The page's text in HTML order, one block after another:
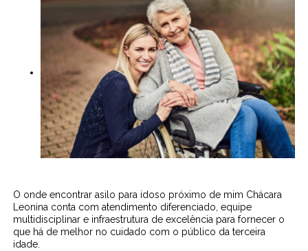
O onde encontrar asilo para idoso próximo de mim Chácara
Leonina conta com atendimento diferenciado, equipe
multidisciplinar e infraestrutura de excelência para fornecer o
que há de melhor no cuidado com o público da terceira
idade.